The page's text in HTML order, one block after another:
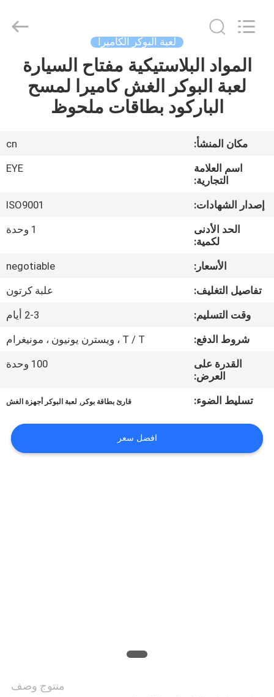
منزل
المنتجات
حول
جولة
ضبط
الجودة
اتصل
طلب
اقتباس
Center.
لعبة البوكر الكاميرا
المواد البلاستيكية مفتاح السيارة
لعبة البوكر الغش كاميرا لمسح
الباركود بطاقات ملحوظ
مكان المنشأ:
cn
اسم العلامة
التجارية:
EYE
إصدار الشهادات:
ISO9001
الحد الأدنى
لكمية:
1 وحدة
الأسعار:
negotiable
تفاصيل التغليف:
علبة كرتون
وقت التسليم:
2-3 أيام
شروط الدفع:
T / T ، ويسترن يونيون ، مونيغرام
القدرة على
العرض:
100 وحدة
تسليط الضوء: قارئ بطاقة بوكر , لعبة البوكر أجهزة الغش
افضل سعر
منتوج وصف